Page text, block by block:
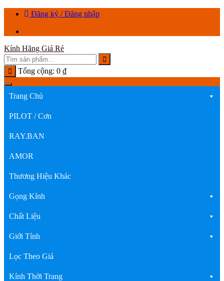
Chuyển
dung
Đăng ký / Đăng nhập
Kính Hãng Giá Rẻ
Tổng cộng: 0 ₫
Trang Chủ
PILOT / Cơn
RAY.BAN
AMOR
Thương Hiệu Khác
Gọng Kính
Chất Liệu
Giới Tính
Lọc Theo Giá
Kính Thời Trang